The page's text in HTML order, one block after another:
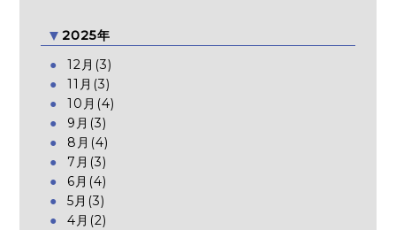
2025年
12月(3)
11月(3)
10月(4)
9月(3)
8月(4)
7月(3)
6月(4)
5月(3)
4月(2)